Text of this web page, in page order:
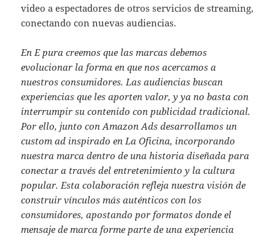
video a espectadores de otros servicios de streaming,
conectando con nuevas audiencias.
En E pura creemos que las marcas debemos
evolucionar la forma en que nos acercamos a
nuestros consumidores. Las audiencias buscan
experiencias que les aporten valor, y ya no basta con
interrumpir su contenido con publicidad tradicional.
Por ello, junto con Amazon Ads desarrollamos un
custom ad inspirado en La Oficina, incorporando
nuestra marca dentro de una historia diseñada para
conectar a través del entretenimiento y la cultura
popular. Esta colaboración refleja nuestra visión de
construir vínculos más auténticos con los
consumidores, apostando por formatos donde el
mensaje de marca forme parte de una experiencia